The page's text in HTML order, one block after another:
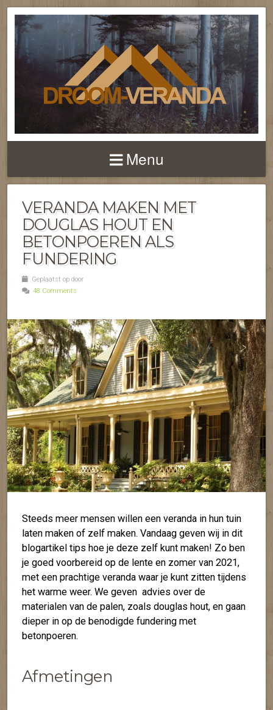
NIEUWS EN FEITEN
EN VERANDA'S
Menu
VERANDA MAKEN MET
DOUGLAS HOUT EN
BETONPOEREN ALS
FUNDERING
Geplaatst op door
48 Comments
Steeds meer mensen willen een veranda in hun tuin
laten maken of zelf maken. Vandaag geven wij in dit
blogartikel tips hoe je deze zelf kunt maken! Zo ben
je goed voorbereid op de lente en zomer van 2021,
met een prachtige veranda waar je kunt zitten tijdens
het warme weer. We geven advies over de
materialen van de palen, zoals douglas hout, en gaan
dieper in op de benodigde fundering met
betonpoeren.
Afmetingen